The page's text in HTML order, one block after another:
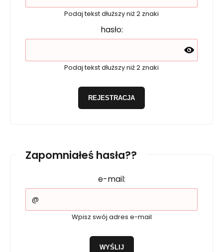
Podaj tekst dłuższy niż 2 znaki
hasło:
Podaj tekst dłuższy niż 2 znaki
REJESTRACJA
Zapomniałeś hasła??
e-mail:
Wpisz swój adres e-mail
WYŚLIJ